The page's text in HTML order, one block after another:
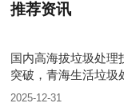
推荐资讯
国内高海拔垃圾处理
突破，青海生活垃圾
行业新标杆
2025-12-31